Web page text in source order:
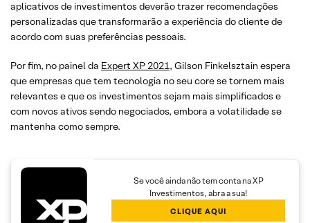
aplicativos de investimentos deverão trazer recomendações
personalizadas que transformarão a experiência do cliente de
acordo com suas preferências pessoais.
Por fim, no painel da Expert XP 2021, Gilson Finkelsztain espera
que empresas que tem tecnologia no seu core se tornem mais
relevantes e que os investimentos sejam mais simplificados e
com novos ativos sendo negociados, embora a volatilidade se
mantenha como sempre.
Se você ainda não tem conta na XP
Investimentos, abra a sua!
CLIQUE AQUI